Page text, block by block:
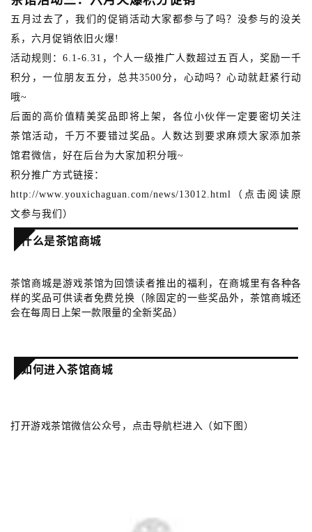
首
页
游
茶
原
创
戏
业
界
手
机
单
戏
五月过去了，我们的促销活动大家都参与了吗？没参与的没关
系，六月促销依旧火爆!
活动规则：6.1-6.31，个人一级推广人数超过五百人，奖励一千
积分，一位朋友五分，总共3500分 ，心动吗？心动就赶紧行动
哦~
后面的高价值精美奖品即将上架，各位小伙伴一定要密切关注
茶馆活动，千万不要错过奖品。人数达到要求麻烦大家添加茶
馆君微信，好在后台为大家加积分哦~
积分推广方式链接：
http://www.youxichaguan.com/news/13012.html（点击阅读原
文参与我们）
什么是茶馆商城
茶馆商城是游戏茶馆为回馈读者推出的福利，在商城里有各种各
样的奖品可供读者免费兑换（除固定的一些奖品外，茶馆商城还
会在每周日上架一款限量的全新奖品）
如何进入茶馆商城
打开游戏茶馆微信公众号，点击导航栏进入（如下图）